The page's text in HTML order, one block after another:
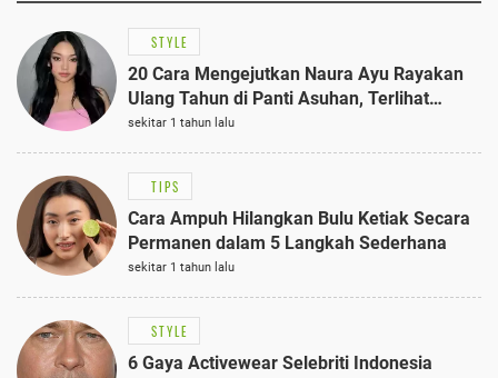
STYLE
20 Cara Mengejutkan Naura Ayu Rayakan
Ulang Tahun di Panti Asuhan, Terlihat
Anggun dengan Kaftan Cokelat
sekitar 1 tahun lalu
TIPS
Cara Ampuh Hilangkan Bulu Ketiak Secara
Permanen dalam 5 Langkah Sederhana
sekitar 1 tahun lalu
STYLE
6 Gaya Activewear Selebriti Indonesia